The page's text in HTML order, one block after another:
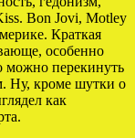
Bon Jovi, Motley
Краткая
особенно
можно перекинуть
Ну, кроме шутки о
как